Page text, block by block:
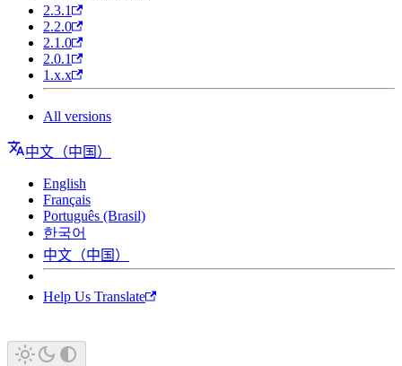
2.3.1
2.2.0
2.1.0
2.0.1
1.x.x
All versions
中文（中国）
English
Français
Português (Brasil)
한국어
中文（中国）
Help Us Translate